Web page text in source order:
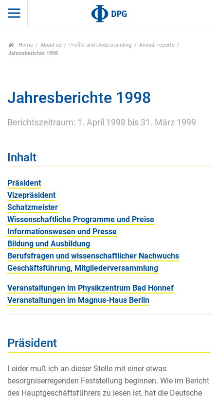
Home About us Profile and Understanding
Annual reports
Jahresberichte 1998
Jahresberichte 1998
Berichtszeitraum: 1. April 1998 bis 31. März 1999
Inhalt
Präsident
Vizepräsident
Schatzmeister
Wissenschaftliche Programme und Preise
Informationswesen und Presse
Bildung und Ausbildung
Berufsfragen und wissenschaftlicher Nachwuchs
Geschäftsführung, Mitgliederversammlung
Veranstaltungen im Physikzentrum Bad Honnef
Veranstaltungen im Magnus-Haus Berlin
Präsident
Leider muß ich an dieser Stelle mit einer etwas
besorgniserregenden Feststellung beginnen. Wie im Bericht
des Hauptgeschäftsführers zu lesen ist, hat die Deutsche